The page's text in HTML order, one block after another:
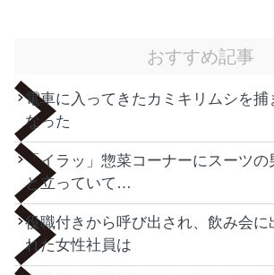
おすすめ記事
電車に入ってきたカミキリムシを
なった
「イラッ」惣菜コーナーにスーツの
と立っていて…
役職付きから呼び出され、飲み会に
れた女性社員は